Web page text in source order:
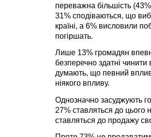
переважна більшість
31% сподіваються, що
країні, а 6% висловили
погіршать.
Лише 13% громадян
безперечно здатні
думають, що певний
ніякого впливу.
Однозначно засуджують
27% ставляться до цього
ставляться до продажу